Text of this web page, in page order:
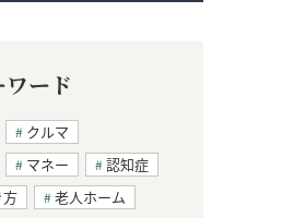
ード
クルマ
マネー
認知症
方
老人ホーム